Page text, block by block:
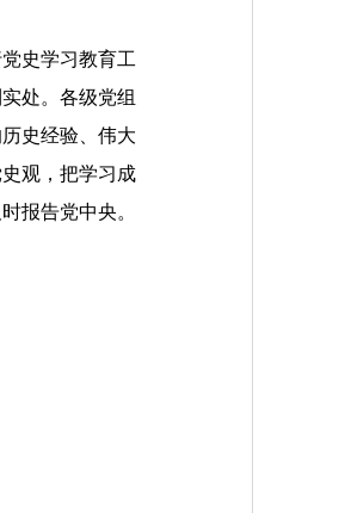
史学习教育工
处。各级党组
史经验、伟大
观，把学习成
报告党中央。